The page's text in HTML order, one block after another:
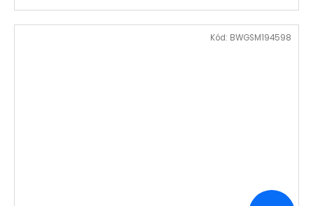
Kód: BWGSM194598